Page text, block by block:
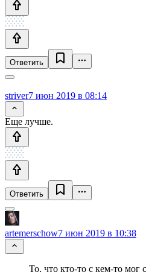
Ответить
striver7 июн 2019 в 08:14
Еще лучше.
Ответить
artemerschow7 июн 2019 в 10:38
То, что кто-то с кем-то мог